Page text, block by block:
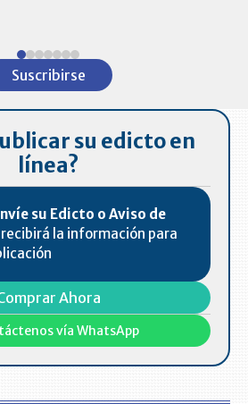
Suscribirse
su edicto en
línea?
su Edicto o Aviso de
la información para
Ahora
vía WhatsApp